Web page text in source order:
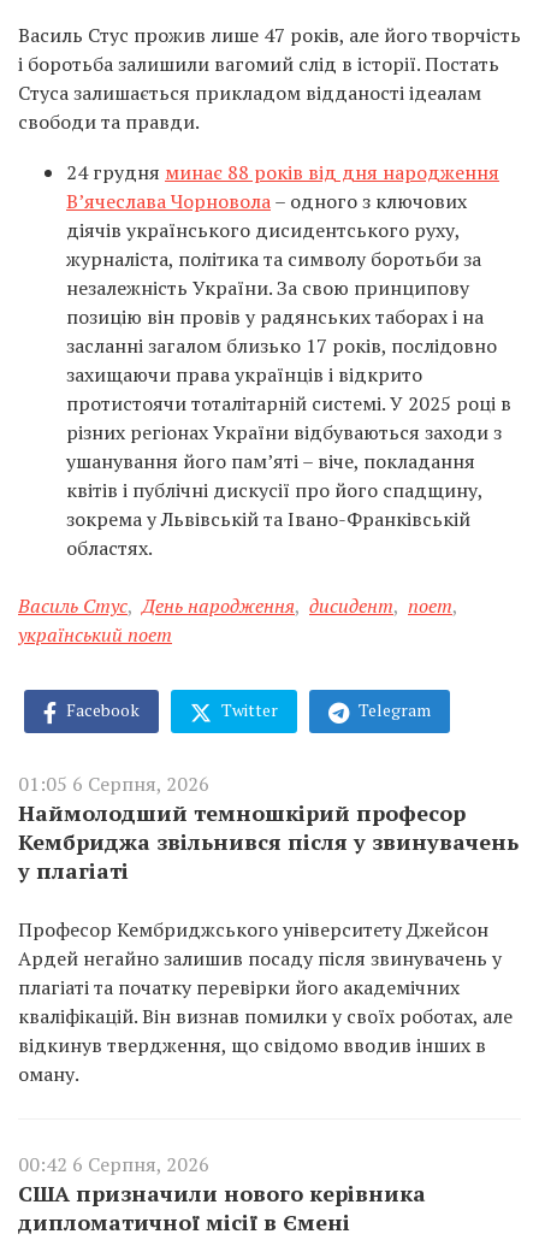
Василь Стус прожив лише 47 років, але його творчість
і боротьба залишили вагомий слід в історії. Постать
Стуса залишається прикладом відданості ідеалам
свободи та правди.
24 грудня минає 88 років від дня народження
В’ячеслава Чорновола– одного з ключових
діячів українського дисидентського руху,
журналіста, політика та символу боротьби за
незалежність України. За свою принципову
позицію він провів у радянських таборах і на
засланні загалом близько 17 років, послідовно
захищаючи права українців і відкрито
протистоячи тоталітарній системі. У 2025 році в
різних регіонах України відбуваються заходи з
ушанування його пам’яті – віче, покладання
квітів і публічні дискусії про його спадщину,
зокрема у Львівській та Івано-Франківській
областях.
Василь Стус, День народження, дисидент, поет,
український поет
Facebook Twitter Telegram
01:05 6 Серпня, 2026
Наймолодший темношкірий професор
Кембриджа звільнився після у звинувачень
у плагіаті
Професор Кембриджського університету Джейсон
Ардей негайно залишив посаду після звинувачень у
плагіаті та початку перевірки його академічних
кваліфікацій. Він визнав помилки у своїх роботах, але
відкинув твердження, що свідомо вводив інших в
оману.
00:42 6 Серпня, 2026
США призначили нового керівника
дипломатичної місії в Ємені